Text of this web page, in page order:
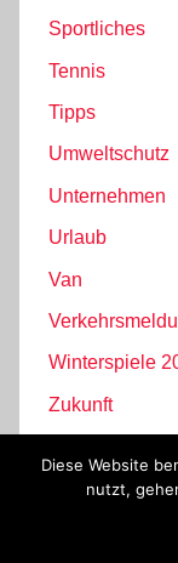
Sportliches
Tennis
Tipps
Umweltschutz
Unternehmen
Urlaub
Van
Winterspiele
Zukunft
Diese Website
nutzt,